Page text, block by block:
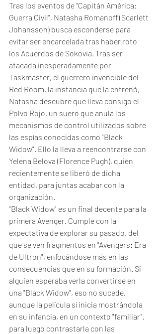
Tras los eventos de "Capitán América:
Guerra Civil", Natasha Romanoff (Scarlett
Johansson) busca esconderse para
evitar ser encarcelada tras haber roto
los Acuerdos de Sokovia. Tras ser
atacada inesperadamente por
Taskmaster, el guerrero invencible del
Red Room, la instancia que la entrenó,
Natasha descubre que lleva consigo el
Polvo Rojo, un suero que anula los
mecanismos de control utilizados sobre
las espías conocidas como "Black
Widow". Ello la lleva a reencontrarse con
Yelena Belova (Florence Pugh), quién
recientemente se liberó de dicha
entidad, para juntas acabar con la
organización.
"Black Widow" es un final decente para la
primera Avenger. Cumple con la
expectativa de explorar su pasado, del
que se ven fragmentos en "Avengers: Era
de Ultron", enfocándose más en las
consecuencias que en su formación. Si
alguien esperaba verla convertirse en
una "Black Widow", eso no sucede,
aunque la película sí inicia mostrándola
en su infancia, en un contexto "familiar",
para luego contrastarla con las